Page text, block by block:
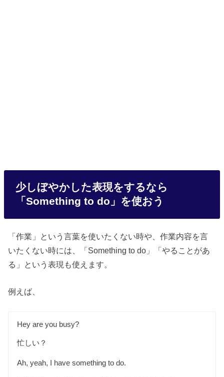
少しぼやかした表現をするなら
「Something to do」を使おう
「作業」という言葉を使いたくない時や、作業内容を言
いたくない時には、「Something to do」「やることがあ
る」という表現も使えます。
例えば、
Hey are you busy?
忙しい？
Ah, yeah, I have something to do.